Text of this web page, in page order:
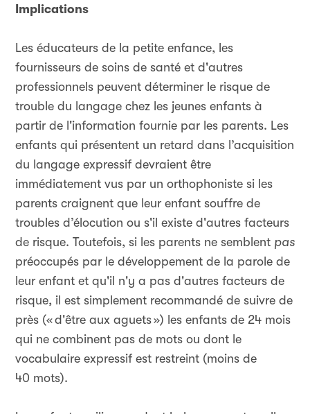
Implications
Les éducateurs de la petite enfance, les
fournisseurs de soins de santé et d'autres
professionnels peuvent déterminer le risque de
trouble du langage chez les jeunes enfants à
partir de l'information fournie par les parents. Les
enfants qui présentent un retard dans l’acquisition
du langage expressif devraient être
immédiatement vus par un orthophoniste si les
parents craignent que leur enfant souffre de
troubles d’élocution ou s'il existe d'autres facteurs
de risque. Toutefois, si les parents ne semblent pas
préoccupés par le développement de la parole de
leur enfant et qu'il n'y a pas d'autres facteurs de
risque, il est simplement recommandé de suivre de
près («d'être aux aguets») les enfants de 24 mois
qui ne combinent pas de mots ou dont le
vocabulaire expressif est restreint (moins de
40 mots).